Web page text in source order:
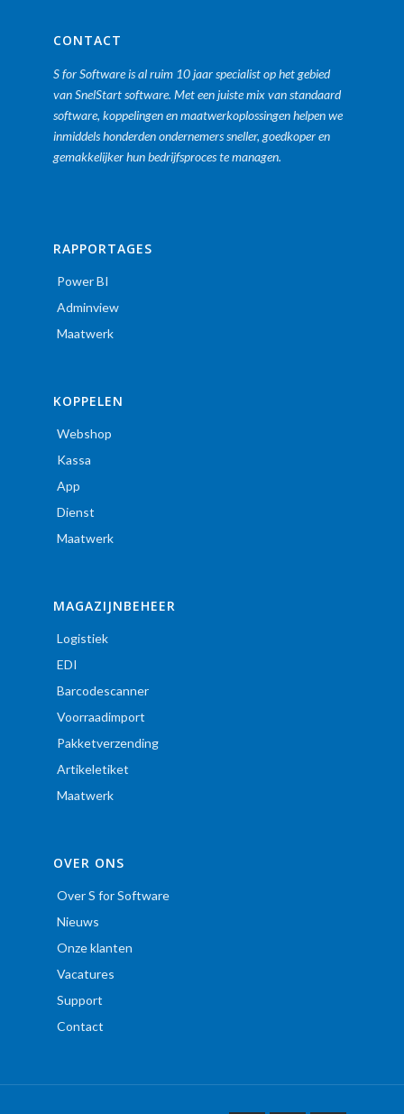
CONTACT
S for Software is al ruim 10 jaar specialist op het gebied
van SnelStart software. Met een juiste mix van standaard
software, koppelingen en maatwerkoplossingen helpen we
inmiddels honderden ondernemers sneller, goedkoper en
gemakkelijker hun bedrijfsproces te managen.
RAPPORTAGES
Power BI
Adminview
Maatwerk
KOPPELEN
Webshop
Kassa
App
Dienst
Maatwerk
MAGAZIJNBEHEER
Logistiek
EDI
Barcodescanner
Voorraadimport
Pakketverzending
Artikeletiket
Maatwerk
OVER ONS
Over S for Software
Nieuws
Onze klanten
Vacatures
Support
Contact